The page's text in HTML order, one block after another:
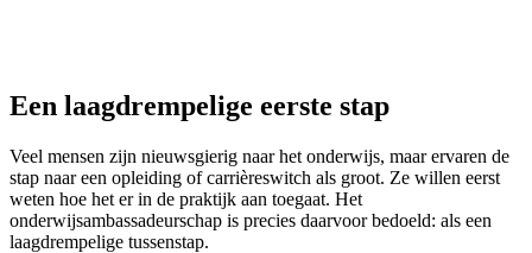
Een laagdrempelige eerste stap
Veel mensen zijn nieuwsgierig naar het onderwijs, maar ervaren de
stap naar een opleiding of carrièreswitch als groot. Ze willen eerst
weten hoe het er in de praktijk aan toegaat. Het
onderwijsambassadeurschap is precies daarvoor bedoeld: als een
laagdrempelige tussenstap.